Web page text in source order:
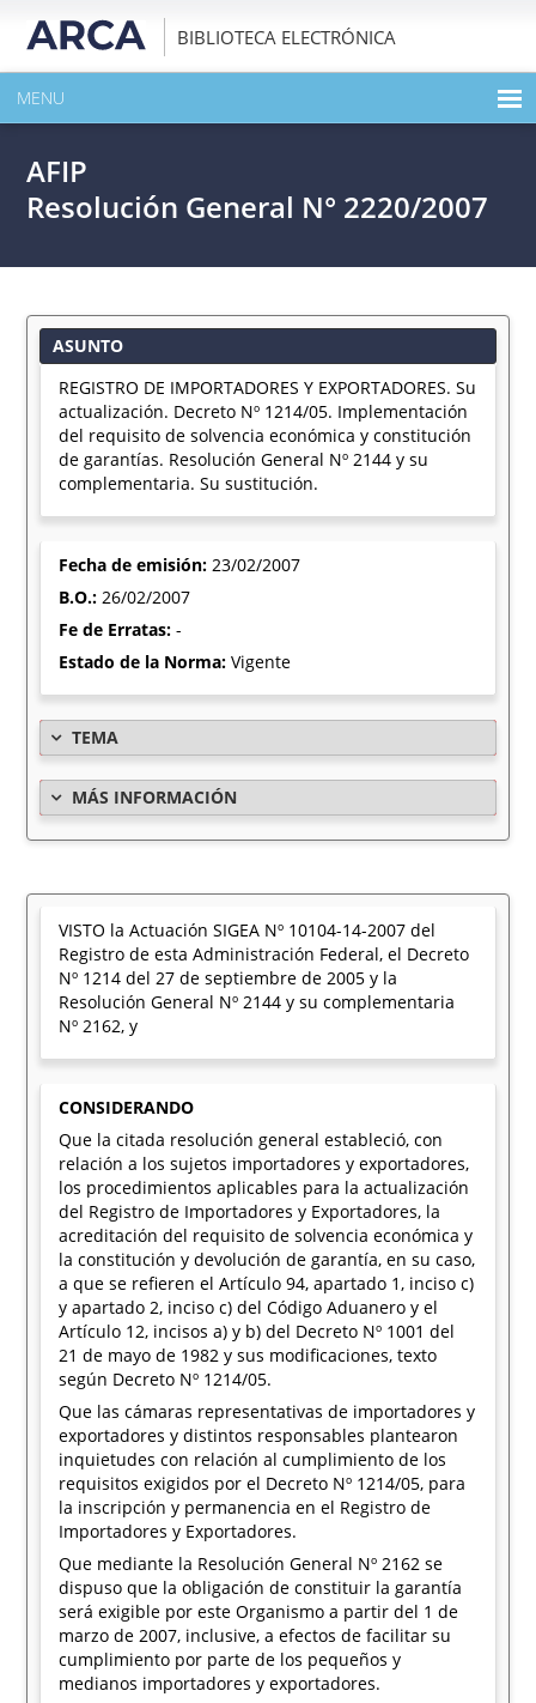
BIBLIOTECA ELECTRÓNICA
MENU
EXPANDIR TODO EL CONTENIDO DE LA PUBLICACIÓN
AFIP
Resolución General N° 2220/2007
ASUNTO
REGISTRO DE IMPORTADORES Y EXPORTADORES. Su
actualización. Decreto Nº 1214/05. Implementación
del requisito de solvencia económica y constitución
de garantías. Resolución General Nº 2144 y su
complementaria. Su sustitución.
Fecha de emisión:23/02/2007
B.O.:26/02/2007
Fe de Erratas:-
Estado de la Norma:Vigente
TEMA
MÁS INFORMACIÓN
VISTO la Actuación SIGEA Nº 10104-14-2007 del
Registro de esta Administración Federal, el Decreto
Nº 1214 del 27 de septiembre de 2005 y la
Resolución General Nº 2144 y su complementaria
Nº 2162, y
CONSIDERANDO
Que la citada resolución general estableció, con
relación a los sujetos importadores y exportadores,
los procedimientos aplicables para la actualización
del Registro de Importadores y Exportadores, la
acreditación del requisito de solvencia económica y
la constitución y devolución de garantía, en su caso,
a que se refieren el Artículo 94, apartado 1, inciso c)
y apartado 2, inciso c) del Código Aduanero y el
Artículo 12, incisos a) y b) del Decreto Nº 1001 del
21 de mayo de 1982 y sus modificaciones, texto
según Decreto Nº 1214/05.
Que las cámaras representativas de importadores y
exportadores y distintos responsables plantearon
inquietudes con relación al cumplimiento de los
requisitos exigidos por el Decreto Nº 1214/05, para
la inscripción y permanencia en el Registro de
Importadores y Exportadores.
Que mediante la Resolución General Nº 2162 se
dispuso que la obligación de constituir la garantía
será exigible por este Organismo a partir del 1 de
marzo de 2007, inclusive, a efectos de facilitar su
cumplimiento por parte de los pequeños y
medianos importadores y exportadores.